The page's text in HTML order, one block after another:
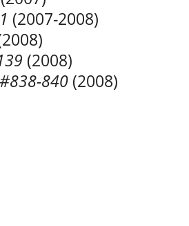
(2007-2008)
(2008)
840 (2008)